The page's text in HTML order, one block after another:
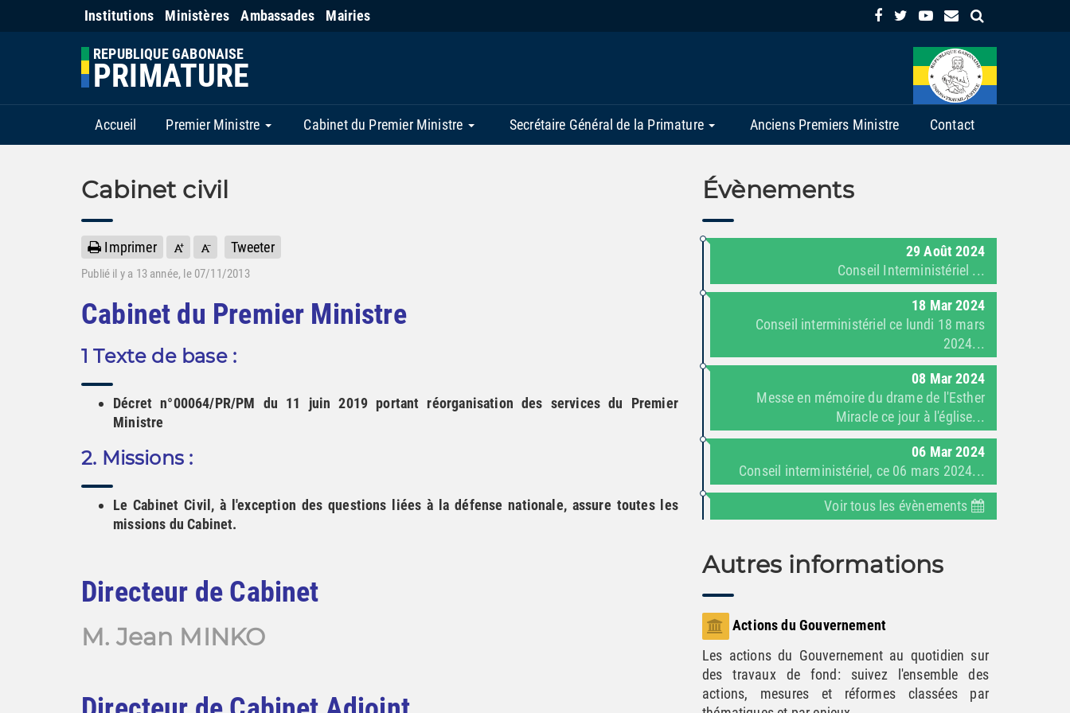
Institutions Ministères Ambassades Mairies
REPUBLIQUE GABONAISE
PRIMATURE
Accueil Premier Ministre Cabinet du Premier Ministre Secrétaire Général de la Primature Anciens Premiers Ministre Contact
Cabinet civil
Imprimer Tweeter
Publié il y a 13 année, le 07/11/2013
Cabinet du Premier Ministre
1 Texte de base :
Décret n°00064/PR/PM du 11 juin 2019 portant réorganisation des services du Premier
Ministre
2. Missions :
Le Cabinet Civil, à l'exception des questions liées à la défense nationale, assure toutes les
missions du Cabinet.
Directeur de Cabinet
M. Jean MINKO
Évènements
29 Août 2024
Conseil Interministériel ...
18 Mar 2024
Conseil interministériel ce lundi 18 mars
2024...
08 Mar 2024
Messe en mémoire du drame de l'Esther
Miracle ce jour à l'église...
06 Mar 2024
Conseil interministériel, ce 06 mars 2024...
Voir tous les évènements
Autres informations
Actions du Gouvernement
Les actions du Gouvernement au quotidien sur
des travaux de fond: suivez l'ensemble des
actions, mesures et réformes classées par